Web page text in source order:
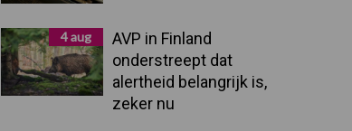
4 aug
AVP in Finland
onderstreept dat
alertheid belangrijk is,
zeker nu